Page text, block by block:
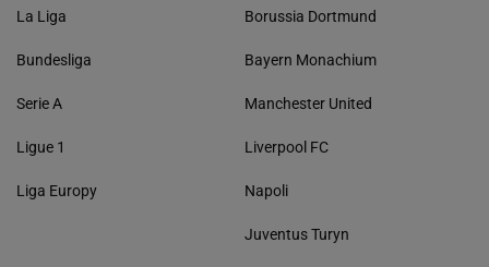
La Liga
Bundesliga
Serie A
Ligue 1
Liga Europy
Borussia Dortmund
Bayern Monachium
Manchester United
Liverpool FC
Napoli
Juventus Turyn